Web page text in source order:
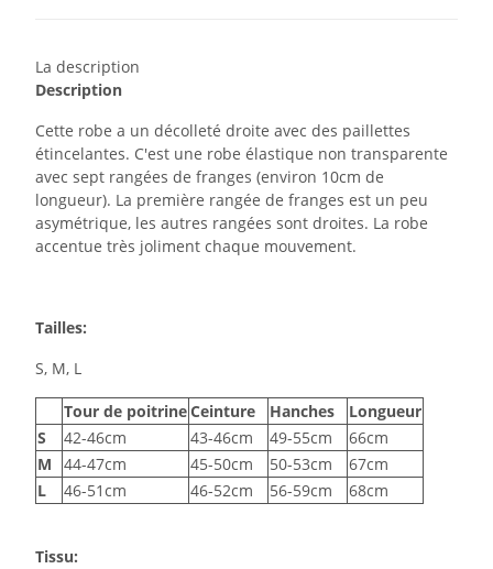
La description
Description
Cette robe a un décolleté droite avec des paillettes
étincelantes. C'est une robe élastique non transparente
avec sept rangées de franges (environ 10cm de
longueur). La première rangée de franges est un peu
asymétrique, les autres rangées sont droites. La robe
accentue très joliment chaque mouvement.
Tailles:
S, M, L
Tour de poitrineCeinture Hanches
Longueur
S
42-46cm 43-46cm 49-55cm
66cm
M
44-47cm 45-50cm 50-53cm
67cm
L
46-51cm 46-52cm 56-59cm 68cm
Tissu: